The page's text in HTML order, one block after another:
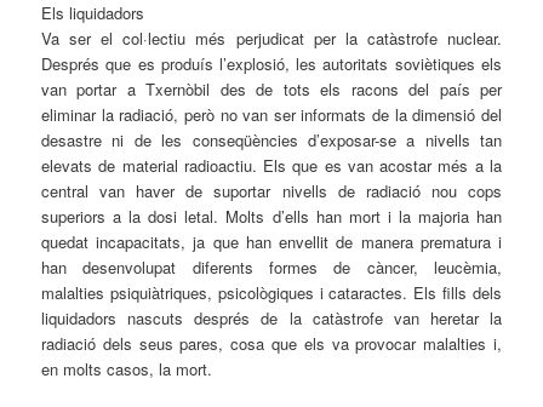
Els liquidadors
Va ser el col·lectiu més perjudicat per la catàstrofe nuclear.
Després que es produís l’explosió, les autoritats soviètiques els
van portar a Txernòbil des de tots els racons del país per
eliminar la radiació, però no van ser informats de la dimensió del
desastre ni de les conseqüències d’exposar-se a nivells tan
elevats de material radioactiu. Els que es van acostar més a la
central van haver de suportar nivells de radiació nou cops
superiors a la dosi letal. Molts d’ells han mort i la majoria han
quedat incapacitats, ja que han envellit de manera prematura i
han desenvolupat diferents formes de càncer, leucèmia,
malalties psiquiàtriques, psicològiques i cataractes. Els fills dels
liquidadors nascuts després de la catàstrofe van heretar la
radiació dels seus pares, cosa que els va provocar malalties i,
en molts casos, la mort.